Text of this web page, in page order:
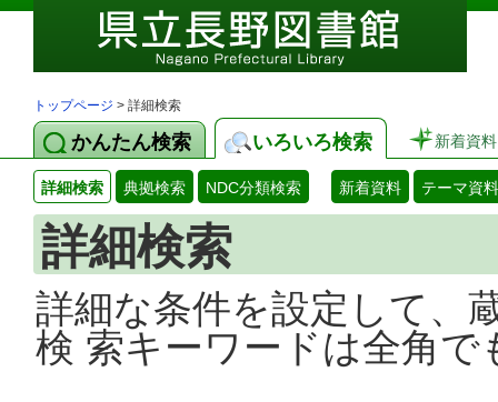
トップページ > 詳細検索
かんたん検索 いろいろ検索 新着資料
詳細検索 典拠検索 NDC分類検索 新着資料 テーマ資料
詳細検索
詳細な条件を設定して、
検 索キーワードは全角